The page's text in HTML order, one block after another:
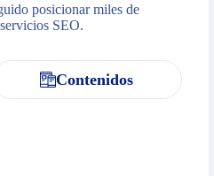
posicionar miles de
SEO.
Contenidos